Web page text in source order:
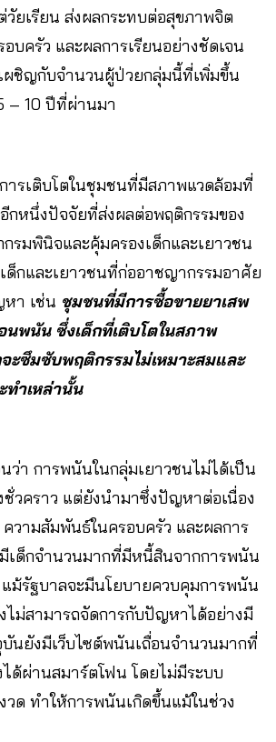
ยเรียน ส่งผลกระทบต่อสุขภาพจิต
บครัว และผลการเรียนอย่างชัดเจน
ผชิญกับจำนวนผู้ป่วยกลุ่มนี้ที่เพิ่มขึ้น
– 10 ปีที่ผ่านมา
รเติบโตในชุมชนที่มีสภาพแวดล้อมที่
กหนึ่งปัจจัยที่ส่งผลต่อพฤติกรรมของ
กรมพินิจและคุ้มครองเด็กและเยาวชน
ด็กและเยาวชนที่ก่ออาชญากรรมอาศัย
า เช่น ชุมชนที่มีการซื้อขายยาเสพ
พนัน ซึ่งเด็กที่เติบโตในสภาพ
ะซึมซับพฤติกรรมไม่เหมาะสมและ
ทำเหล่านั้น
ว่า การพนันในกลุ่มเยาวชนไม่ได้เป็น
ชั่วคราว แต่ยังนำมาซึ่งปัญหาต่อเนื่อง
วามสัมพันธ์ในครอบครัว และผลการ
เด็กจำนวนมากที่มีหนี้สินจากการพนัน
ม้รัฐบาลจะมีนโยบายควบคุมการพนัน
ไม่สามารถจัดการกับปัญหาได้อย่างมี
นยังมีเว็บไซต์พนันเถื่อนจำนวนมากที่
ได้ผ่านสมาร์ตโฟน โดยไม่มีระบบ
ด ทำให้การพนันเกิดขึ้นแม้ในช่วง